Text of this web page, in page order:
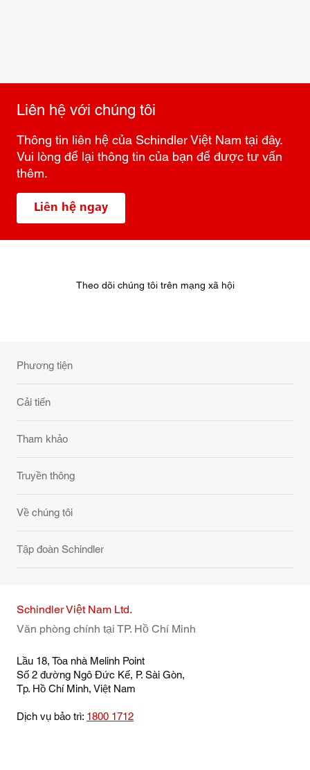
Liên hệ với chúng tôi
Thông tin liên hệ của Schindler Việt Nam tại đây.
Vui lòng để lại thông tin của bạn để được tư vấn
thêm.
Liên hệ ngay
Theo dõi chúng tôi trên mạng xã hội
Phương tiện
Cải tiến
Tham khảo
Truyền thông
Về chúng tôi
Tập đoàn Schindler
Schindler Việt Nam Ltd.
Văn phòng chính tại TP. Hồ Chí Minh
Lầu 18, Tòa nhà Melinh Point
Số 2 đường Ngô Đức Kế, P. Sài Gòn,
Tp. Hồ Chí Minh, Việt Nam
Dịch vụ bảo trì: 1800 1712